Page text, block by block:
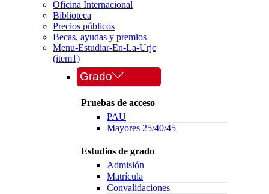
Oficina Internacional
Biblioteca
Precios públicos
Becas, ayudas y premios
Menu-Estudiar-En-La-Urjc
(item1)
Grado
Pruebas de acceso
PAU
Mayores 25/40/45
Estudios de grado
Admisión
Matrícula
Convalidaciones